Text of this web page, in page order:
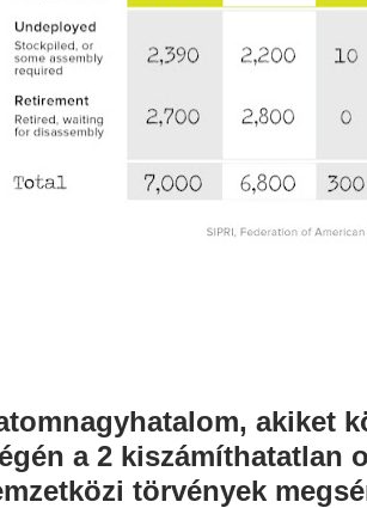
akiket
a 2 kiszámíthatatlan
törvények